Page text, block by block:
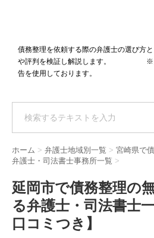
債務整理を依頼する際の弁護士の選び方
や評判を検証し解説します。 ※当
告を使用しております。
ホーム > 弁護士地域別一覧 > 宮崎県で
弁護士・司法書士事務所一覧 >
延岡市で債務整理の
る弁護士・司法書士
口コミつき】